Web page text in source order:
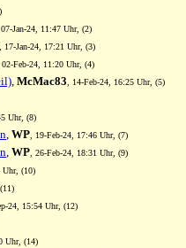
, 07-Jan-24, 11:47 Uhr, (2)
, 17-Jan-24, 17:21 Uhr, (3)
, 02-Feb-24, 11:20 Uhr, (4)
, McMac83 , 14-Feb-24, 16:25 Uhr, (5)
Uhr, (8)
, WP , 19-Feb-24, 17:46 Uhr, (7)
, WP , 26-Feb-24, 18:31 Uhr, (9)
Uhr, (10)
24, 15:54 Uhr, (12)
Uhr, (14)